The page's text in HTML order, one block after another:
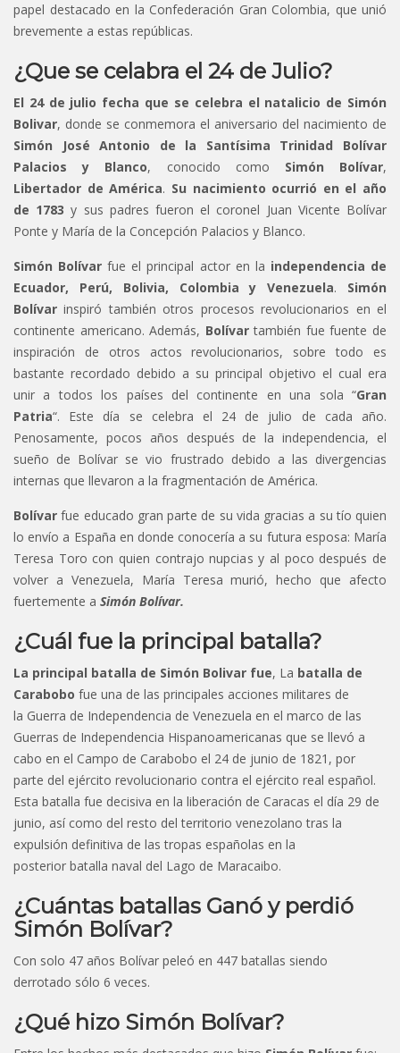
papel destacado en la Confederación Gran Colombia, que unió
brevemente a estas repúblicas.
¿Que se celabra el 24 de Julio?
El 24 de julio fecha que se celebra el natalicio de Simón
Bolivar, donde se conmemora el aniversario del nacimiento de
Simón José Antonio de la Santísima Trinidad Bolívar
Palacios y Blanco, conocido como Simón Bolívar,
Libertador de América. Su nacimiento ocurrió en el año
de 1783 y sus padres fueron el coronel Juan Vicente Bolívar
Ponte y María de la Concepción Palacios y Blanco.
Simón Bolívar fue el principal actor en la independencia de
Ecuador, Perú, Bolivia, Colombia y Venezuela. Simón
Bolívar inspiró también otros procesos revolucionarios en el
continente americano. Además, Bolívartambién fue fuente de
inspiración de otros actos revolucionarios, sobre todo es
bastante recordado debido a su principal objetivo el cual era
unir a todos los países del continente en una sola “Gran
Patria“. Este día se celebra el 24 de julio de cada año.
Penosamente, pocos años después de la independencia, el
sueño de Bolívar se vio frustrado debido a las divergencias
internas que llevaron a la fragmentación de América.
Bolívar fue educado gran parte de su vida gracias a su tío quien
lo envío a España en donde conocería a su futura esposa: María
Teresa Toro con quien contrajo nupcias y al poco después de
volver a Venezuela, María Teresa murió, hecho que afecto
fuertemente a Simón Bolívar.
¿Cuál fue la principal batalla?
La principal batalla de Simón Bolivar fue, La batalla de
Carabobo fue una de las principales acciones militares de
la Guerra de Independencia de Venezuela en el marco de las
Guerras de Independencia Hispanoamericanas que se llevó a
cabo en el Campo de Carabobo el 24 de junio de 1821, por
parte del ejército revolucionario contra el ejército real español.
Esta batalla fue decisiva en la liberación de Caracas el día 29 de
junio, así como del resto del territorio venezolano tras la
expulsión definitiva de las tropas españolas en la
posterior batalla naval del Lago de Maracaibo.
¿Cuántas batallas Ganó y perdió
Simón Bolívar?
Con solo 47 años Bolívar peleó en 447 batallas siendo
derrotado sólo 6 veces.
¿Qué hizo Simón Bolívar?